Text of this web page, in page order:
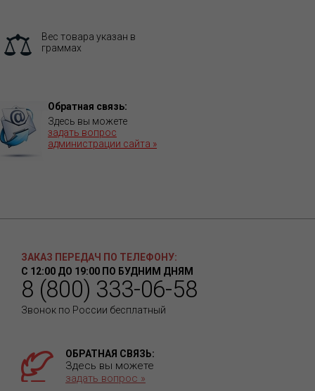
Вес товара указан в
граммах
Обратная связь:
Здесь вы можете
задать вопрос
администрации сайта »
ЗАКАЗ ПЕРЕДАЧ ПО ТЕЛЕФОНУ:
С 12:00 ДО 19:00 ПО БУДНИМ ДНЯМ
8 (800) 333-06-58
Звонок по России бесплатный
ОБРАТНАЯ СВЯЗЬ:
Здесь вы можете
задать вопрос »